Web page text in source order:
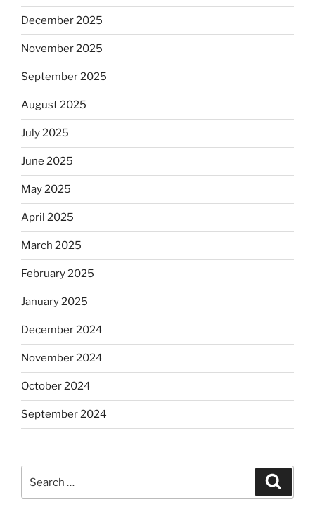
December 2025
November 2025
September 2025
August 2025
July 2025
June 2025
May 2025
April 2025
March 2025
February 2025
January 2025
December 2024
November 2024
October 2024
September 2024
for: